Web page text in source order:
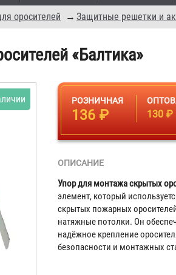
оросителей → Защитные решетки и
«Балтика»
РОЗНИЧНАЯ
136 ₽ 130 ₽
ОПИСАНИЕ
Упор для монтажа скрытых
элемент, который
скрытых пожарных
натяжные потолки. Он
надёжное крепление
безопасности и монтажных